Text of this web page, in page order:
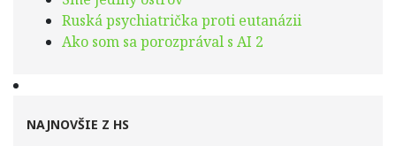
Ruská psychiatrička proti eutanázii
Ako som sa porozprával s AI 2
NAJNOVŠIE Z HS